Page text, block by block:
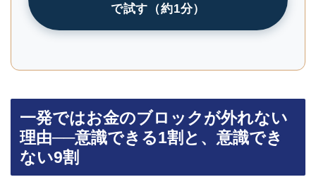
で試す（約1分）
一発ではお金のブロックが外れない
理由──意識できる1割と、意識でき
ない9割